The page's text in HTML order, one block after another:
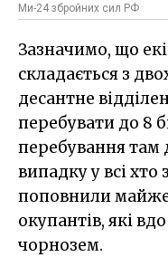
Ми-24 збройних сил РФ
Зазначимо, що
складається з
десантне
перебувати до 8
перебування там
випадку у всі
поповнили майже
окупантів, які
чорнозем.